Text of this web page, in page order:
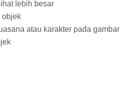
lebih besar
objek
atau karakter pada gambar